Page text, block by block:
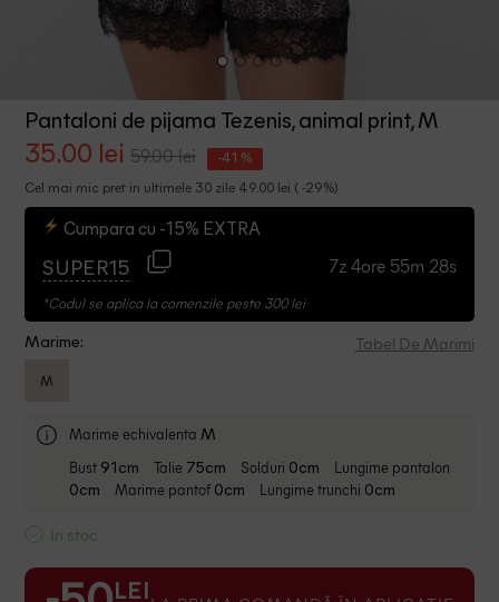
Pantaloni de pijama Tezenis, animal print, M
35.00 lei 59.00 lei -41 %
Cel mai mic pret in ultimele 30 zile 49.00 lei ( -29%)
Cumpara cu -15% EXTRA
SUPER15 7z 4ore 55m 28s
*Codul se aplica la comenzile peste 300 lei
Marime: Tabel De Marimi
M
Marime echivalenta M
Bust 91cm Talie 75cm Solduri 0cm Lungime pantalon
0cm Marime pantof 0cm Lungime trunchi 0cm
In stoc
LEI